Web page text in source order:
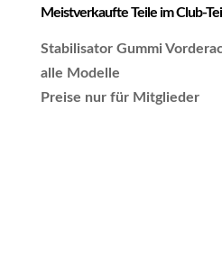
Meistverkaufte Teile im Club-
Stabilisator Gummi
alle Modelle
Preise nur für Mitglieder